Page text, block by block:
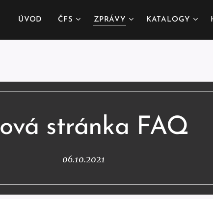
ÚVOD ČFS ZPRÁVY KATALOGY
stránka FAQ
06.10.2021